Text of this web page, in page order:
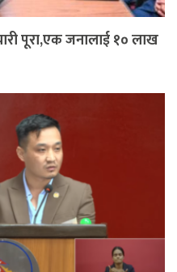
पूरा,एक जनालाई १० लाख